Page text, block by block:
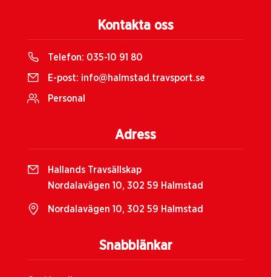
Snabblänkar
Kontakta oss
Telefon: 035-10 91 80
E-post: info@halmstad.travsport.se
Personal
Adress
Hallands Travsällskap
Nordalavägen 10, 302 59 Halmstad
Nordalavägen 10, 302 59 Halmstad